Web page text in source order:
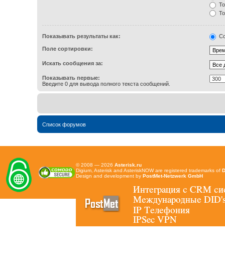
Показывать результаты как:
Поле сортировки:
Искать сообщения за:
Показывать первые:
Введите 0 для вывода полного текста сообщений.
Список форумов
© 2008 — 2026 Asterisk.ru
Digium, Asterisk and AsteriskNOW are registered trademarks of
Design and development by PostMet-Netzwerk GmbH